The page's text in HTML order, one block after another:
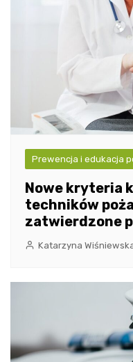
Prewencja i edukacja
Nowe kryteria
techników
zatwierdzone
Katarzyna